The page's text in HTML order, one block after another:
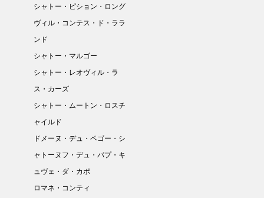
シャトー・ピション・ロング
ヴィル・コンテス・ド・ララ
ンド
シャトー・マルゴー
シャトー・レオヴィル・ラ
ス・カーズ
シャトー・ムートン・ロスチ
ャイルド
ドメーヌ・デュ・ペゴー・シ
ャトーヌフ・デュ・パプ・キ
ュヴェ・ダ・カポ
ロマネ・コンティ